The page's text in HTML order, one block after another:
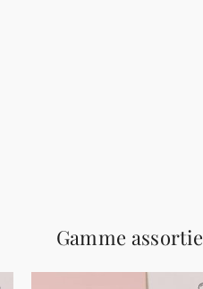
Gamme assortie